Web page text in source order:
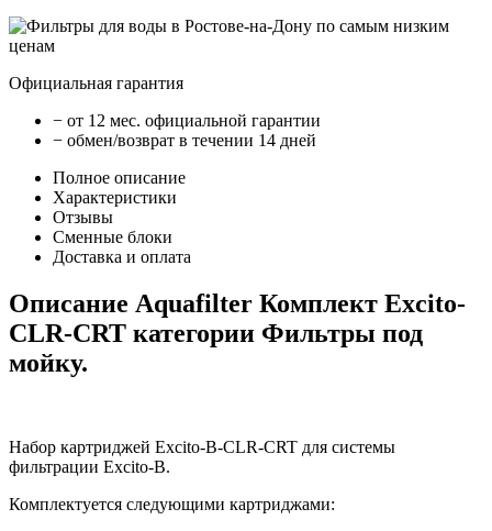
Официальная гарантия
− от 12 мес. официальной гарантии
− обмен/возврат в течении 14 дней
Полное описание
Характеристики
Отзывы
Сменные блоки
Доставка и оплата
Описание Aquafilter Комплект Excito-
CLR-CRT категории Фильтры под
мойку.
Набор картриджей Excito-B-CLR-CRT для системы
фильтрации Excito-B.
Комплектуется следующими картриджами: